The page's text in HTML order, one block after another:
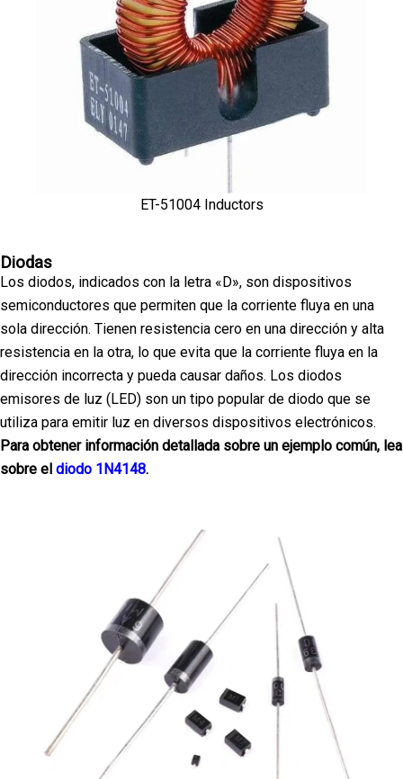
ET-51004 Inductors
Diodas
Los diodos, indicados con la letra «D», son dispositivos
semiconductores que permiten que la corriente fluya en una
sola dirección. Tienen resistencia cero en una dirección y alta
resistencia en la otra, lo que evita que la corriente fluya en la
dirección incorrecta y pueda causar daños. Los diodos
emisores de luz (LED) son un tipo popular de diodo que se
utiliza para emitir luz en diversos dispositivos electrónicos.
Para obtener información detallada sobre un ejemplo común, lea
sobre el diodo 1N4148.